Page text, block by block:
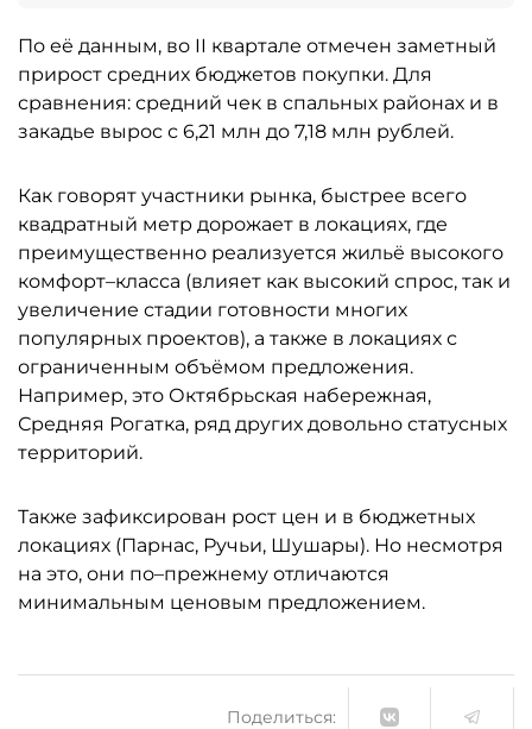
По её данным, во II квартале отмечен заметный
прирост средних бюджетов покупки. Для
сравнения: средний чек в спальных районах и в
закадье вырос с 6,21 млн до 7,18 млн рублей.
Как говорят участники рынка, быстрее всего
квадратный метр дорожает в локациях, где
преимущественно реализуется жильё высокого
комфорт–класса (влияет как высокий спрос, так и
увеличение стадии готовности многих
популярных проектов), а также в локациях с
ограниченным объёмом предложения.
Например, это Октябрьская набережная,
Средняя Рогатка, ряд других довольно статусных
территорий.
Также зафиксирован рост цен и в бюджетных
локациях (Парнас, Ручьи, Шушары). Но несмотря
на это, они по–прежнему отличаются
минимальным ценовым предложением.
Поделиться: